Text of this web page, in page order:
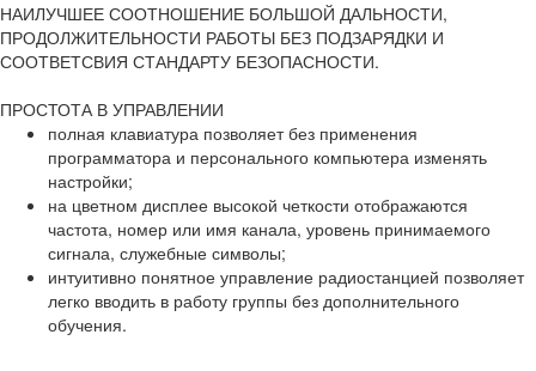
НАИЛУЧШЕЕ СООТНОШЕНИЕ БОЛЬШОЙ ДАЛЬНОСТИ,
ПРОДОЛЖИТЕЛЬНОСТИ РАБОТЫ БЕЗ ПОДЗАРЯДКИ И
СООТВЕТСВИЯ СТАНДАРТУ БЕЗОПАСНОСТИ.
ПРОСТОТА В УПРАВЛЕНИИ
полная клавиатура позволяет без применения
программатора и персонального компьютера изменять
настройки;
на цветном дисплее высокой четкости отображаются
частота, номер или имя канала, уровень принимаемого
сигнала, служебные символы;
интуитивно понятное управление радиостанцией позволяет
легко вводить в работу группы без дополнительного
обучения.